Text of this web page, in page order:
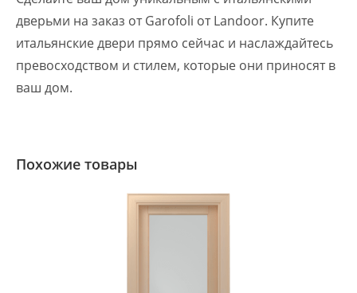
дверьми на заказ от Garofoli от Landoor. Купите
итальянские двери прямо сейчас и наслаждайтесь
превосходством и стилем, которые они приносят в
ваш дом.
Похожие товары